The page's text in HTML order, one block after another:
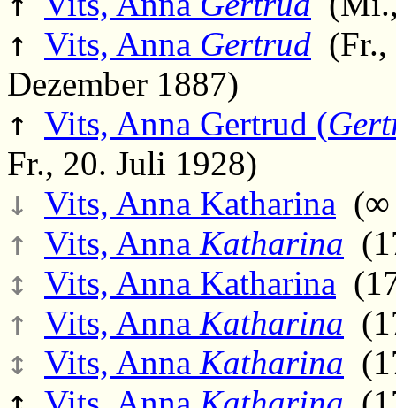
↑ Vits, Anna Gertrud
Dezember 1887)
↑ Vits, Anna Gertrud (
Fr., 20. Juli 1928)
↓ Vits, Anna Katharina (∞
↑ Vits, Anna Katharina
↕ Vits, Anna Katharina
↑ Vits, Anna Katharina
↕ Vits, Anna Katharina